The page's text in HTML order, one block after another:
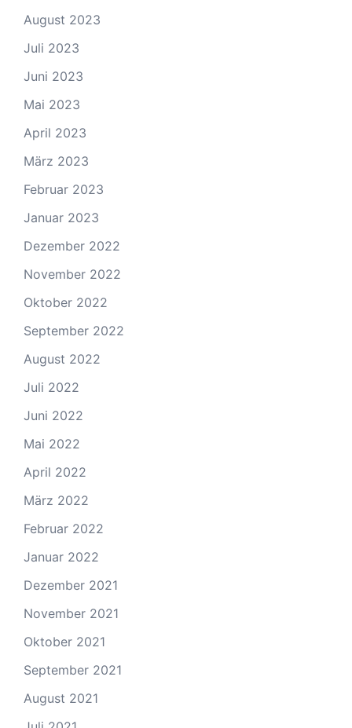
August 2023
Juli 2023
Juni 2023
Mai 2023
April 2023
März 2023
Februar 2023
Januar 2023
Dezember 2022
November 2022
Oktober 2022
September 2022
August 2022
Juli 2022
Juni 2022
Mai 2022
April 2022
März 2022
Februar 2022
Januar 2022
Dezember 2021
November 2021
Oktober 2021
September 2021
August 2021